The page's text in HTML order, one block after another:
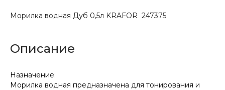
Морилка водная Дуб 0,5л KRAFOR 247375
Описание
Назначение:
Морилка водная предназначена для тонирования и